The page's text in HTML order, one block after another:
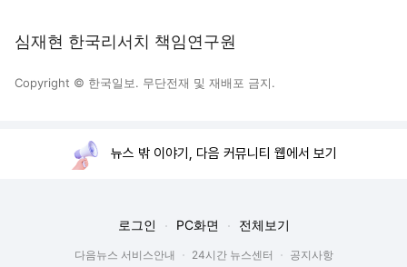
심재현 한국리서치 책임연구원
Copyright © 한국일보. 무단전재 및 재배포 금지.
뉴스 밖 이야기, 다음 커뮤니티 웹에서 보기
로그인 PC화면 전체보기
다음뉴스 서비스안내 24시간 뉴스센터
공지사항